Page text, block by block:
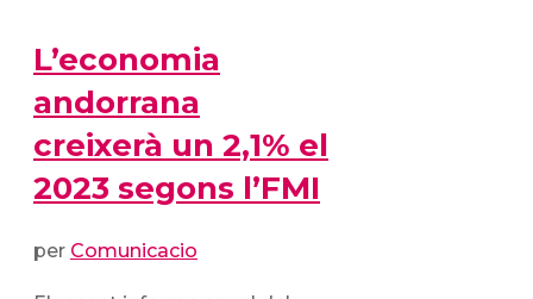
L’economia
andorrana
creixerà un 2,1% el
2023 segons l’FMI
per Comunicacio